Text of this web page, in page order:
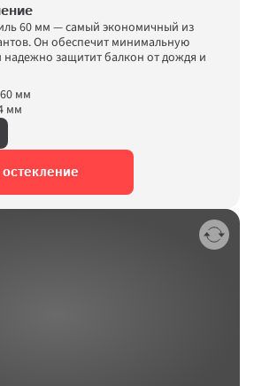
60 мм — самый экономичный из
Он обеспечит минимальную
надежно защитит балкон от дождя и
мм
мм